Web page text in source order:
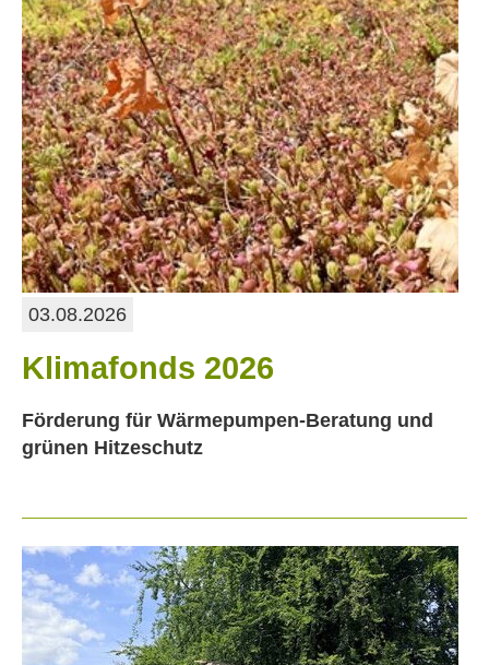
03.08.2026
Klimafonds 2026
Förderung für Wärmepumpen-Beratung und
grünen Hitzeschutz